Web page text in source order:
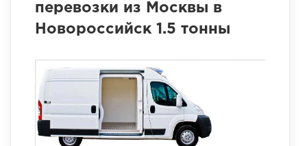
перевозки из Москвы в
Новороссийск 1.5 тонны